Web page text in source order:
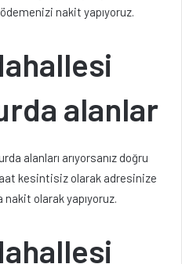
nakit yapıyoruz.
alanlar
alanları arıyorsanız doğru
kesintisiz olarak adresinize
nakit olarak yapıyoruz.